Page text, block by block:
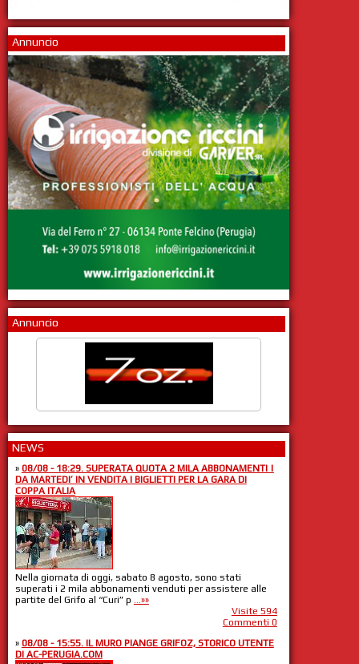
Annuncio
Annuncio
NEWS
» 08/08 - 18:29. SUPERATA QUOTA 2 MILA ABBONAMENTI |
DA MARTEDI’ IN VENDITA I BIGLIETTI PER LA GARA DI
COPPA ITALIA
Nella giornata di oggi, sabato 8 agosto, sono stati
superati i 2 mila abbonamenti venduti per assistere alle
partite del Grifo al “Curi” p ...»»
Visite 594
Commenti 0
» 08/08 - 15:55. IL MURO PIANGE GRIFOZ, STORICO UTENTE
DI AC-PERUGIA.COM